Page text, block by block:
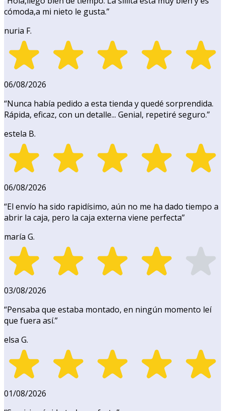
cómoda,a mi nieto le gusta.”
nuria F.
06/08/2026
“Nunca había pedido a esta tienda y quedé sorprendida.
Rápida, eficaz, con un detalle... Genial, repetiré seguro.”
estela B.
06/08/2026
“El envío ha sido rapidísimo, aún no me ha dado tiempo a
abrir la caja, pero la caja externa viene perfecta”
maría G.
03/08/2026
“Pensaba que estaba montado, en ningún momento leí
que fuera así.”
elsa G.
01/08/2026